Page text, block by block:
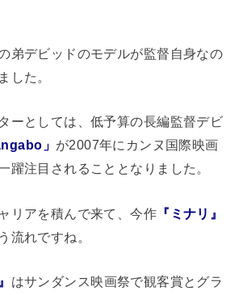
弟デビッドのモデルが監督自身なの
した。
ーとしては、低予算の長編監督デビ
」 が2007年にカンヌ国際映画
躍注目されることとなりました。
リアを積んで来て、今作 『ミナリ』
流れですね。
はサンダンス映画祭で観客賞とグラ